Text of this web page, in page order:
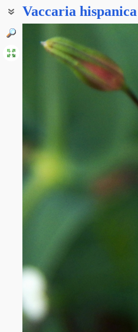
Vaccaria hispanica
Тысячеглав испанский
Тысячеголов пирамидальный
Тысячеголов посевной